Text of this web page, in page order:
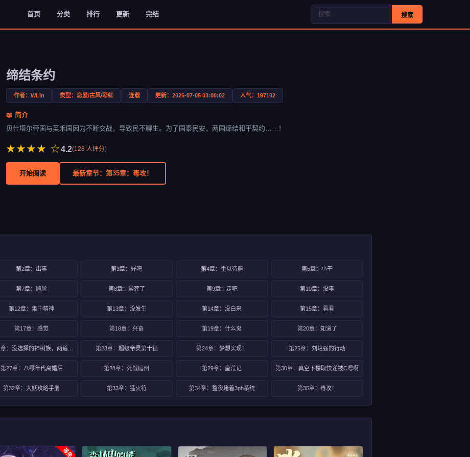
首页 分类 排行 更新 完结 搜索
缔结条约
作者：WLin 类型：恋爱/古风/彩虹 连载 更新：2026-07-05 03:00:02 人气：197102
📖 简介
贝什塔尔帝国与英禾国因为不断交战，导致民不聊生。为了国泰民安，两国缔结和平契约……！
★★★★ ☆4.2(128 人评分)
开始阅读 最新章节：第35章：毒攻！
第2章：出事 第3章：好吧 第4章：坐以待毙 第5章：小子
第7章：尴尬 第8章：累死了 第9章：走吧 第10章：没事
第12章：集中精神 第13章：没发生 第14章：没白来 第15章：看看
第17章：感觉 第18章：兴奋 第19章：什么鬼 第20章：知道了
第23章：超级帝灵第十锁 第24章：梦想实现！ 第25章：刘培强的行动
第27章：八零年代离婚后 第28章：死战庭州 第29章：蛮荒记 第30章：真空下楼取快递被C嗯啊
第32章：大妖攻略手册 第33章：猛火符 第34章：整夜堵着3ph系统 第35章：毒攻！